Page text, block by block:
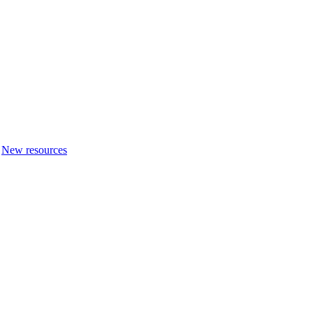
New resources